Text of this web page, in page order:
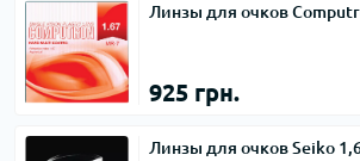
Линзы для очков
925 грн.
Линзы для очков Seiko